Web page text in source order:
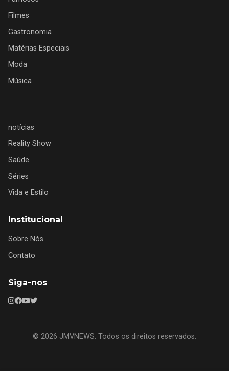
Filmes
Gastronomia
Matérias Especiais
Moda
Música
notícias
Reality Show
Saúde
Séries
Vida e Estilo
Institucional
Sobre Nós
Contato
Siga-nos
© 2026 JMVNEWS. Todos os direitos reservados.